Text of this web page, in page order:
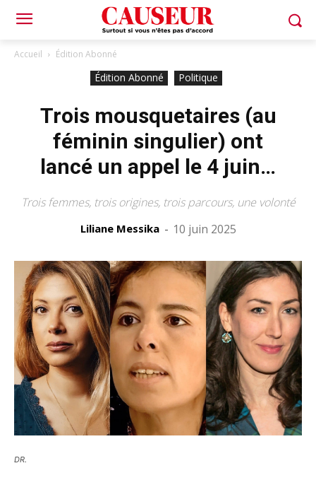
Accueil Édition Abonné
Édition Abonné Politique
Trois mousquetaires (au
féminin singulier) ont
lancé un appel le 4 juin…
Trois femmes, trois origines, trois parcours, une volonté
Liliane Messika - 10 juin 2025
DR.